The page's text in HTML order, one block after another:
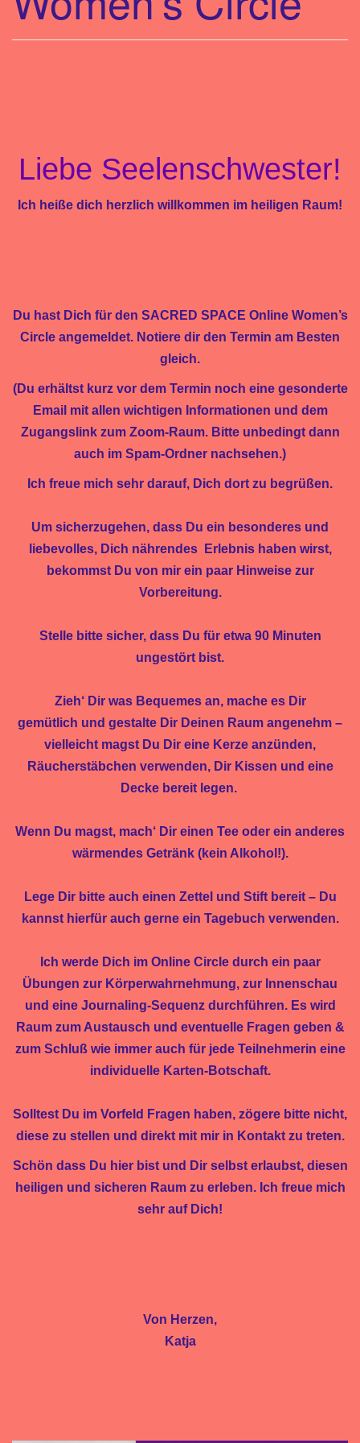
Liebe Seelenschwester!
Ich heiße dich herzlich willkommen im heiligen Raum!
Du hast Dich für den SACRED SPACE Online Women’s
Circle angemeldet. Notiere dir den Termin am Besten
gleich.
(Du erhältst kurz vor dem Termin noch eine gesonderte
Email mit allen wichtigen Informationen und dem
Zugangslink zum Zoom-Raum. Bitte unbedingt dann
auch im Spam-Ordner nachsehen.)
Ich freue mich sehr darauf, Dich dort zu begrüßen.
Um sicherzugehen, dass Du ein besonderes und
liebevolles, Dich nährendes Erlebnis haben wirst,
bekommst Du von mir ein paar Hinweise zur
Vorbereitung.
Stelle bitte sicher, dass Du für etwa 90 Minuten
ungestört bist.
Zieh‘ Dir was Bequemes an, mache es Dir
gemütlich und gestalte Dir Deinen Raum angenehm –
vielleicht magst Du Dir eine Kerze anzünden,
Räucherstäbchen verwenden, Dir Kissen und eine
Decke bereit legen.
Wenn Du magst, mach‘ Dir einen Tee oder ein anderes
wärmendes Getränk (kein Alkohol!).
Lege Dir bitte auch einen Zettel und Stift bereit – Du
kannst hierfür auch gerne ein Tagebuch verwenden.
Ich werde Dich im Online Circle durch ein paar
Übungen zur Körperwahrnehmung, zur Innenschau
und eine Journaling-Sequenz durchführen. Es wird
Raum zum Austausch und eventuelle Fragen geben &
zum Schluß wie immer auch für jede Teilnehmerin eine
individuelle Karten-Botschaft.
Solltest Du im Vorfeld Fragen haben, zögere bitte nicht,
diese zu stellen und direkt mit mir in Kontakt zu treten.
Schön dass Du hier bist und Dir selbst erlaubst, diesen
heiligen und sicheren Raum zu erleben. Ich freue mich
sehr auf Dich!
Von Herzen,
Katja